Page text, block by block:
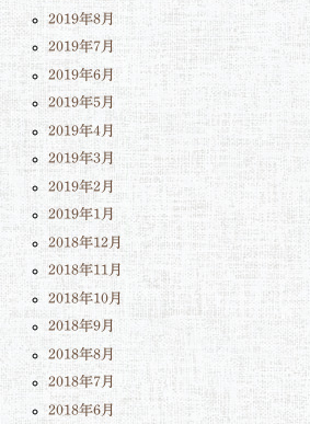
2019年8月
2019年7月
2019年6月
2019年5月
2019年4月
2019年3月
2019年2月
2019年1月
2018年12月
2018年11月
2018年10月
2018年9月
2018年8月
2018年7月
2018年6月